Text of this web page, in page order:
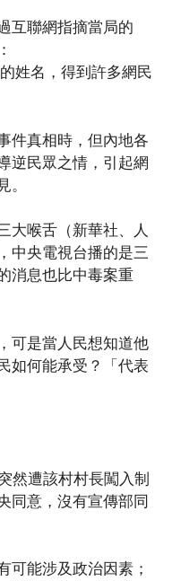
互聯網指摘當局的
姓名，得到許多網民
件真相時，但內地各
逆民眾之情，引起網
大喉舌（新華社、人
中央電視台播的是三
消息也比中毒案重
可是當人民想知道他
如何能承受？「代表
然遭該村村長闖入制
同意，沒有宣傳部同
可能涉及政治因素；